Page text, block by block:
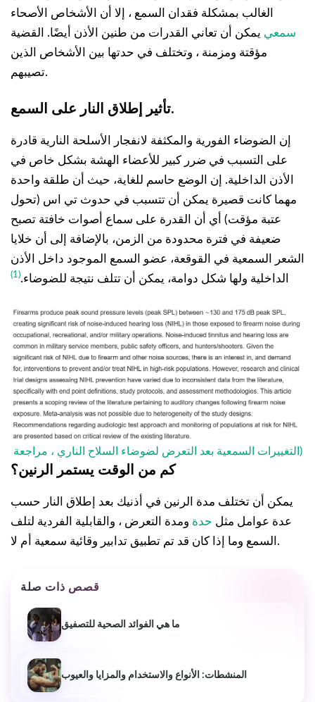
الغالب بمشكلة فقدان السمع ، إلا أن الأشخاص الأصحاء
سمعي يمكن أن تعاني القدرات من طنين الأذن أيضًا. القضية
مؤقتة ومزمنة ، وتختلف في حدتها بين الأشخاص الذين
تصيبهم.
تأثير إطلاق النار على السمع.
إن الضوضاء الفورية والمكثفة لانفجار الأسلحة النارية قادرة
على التسبب في ضرر كبير للأعضاء الهشة بشكل خاص في
الأذن الداخلية. إن الوضع حاسم للغاية، حيث أن طلقة واحدة
مهما كانت قصيرة يمكن أن تتسبب في حدوث تي اس (تحول
عتبة مؤقت) أي أن القدرة على سماع أصوات خافتة تصبح
ضعيفة في فترة محدودة من الزمن، بالإضافة إلى أن خلايا
الشعر السمعية في القوقعة، عضو السمع الموجود داخل الأذن
الداخلية ولها شكل دوامة، يمكن أن تتلف نتيجة للضوضاء.(1)
التغييرات السمعية بعد التعرض لضوضاء السلاح الناري ، مراجعة)
كم من الوقت يستمر الرنين؟
يمكن أن تختلف مدة الرنين في أذنيك بعد إطلاق النار حسب
عدة عوامل مثل حدة ومدة التعرض ، والقابلية الفردية لتلف
السمع وما إذا كان قد تم تطبيق تدابير وقائية سمعية أم لا.
قصص ذات صلة
ما هي الفوائد الصحية للتصفيق
المنشطات: الأنواع والاستخدام والمزايا والعيوب